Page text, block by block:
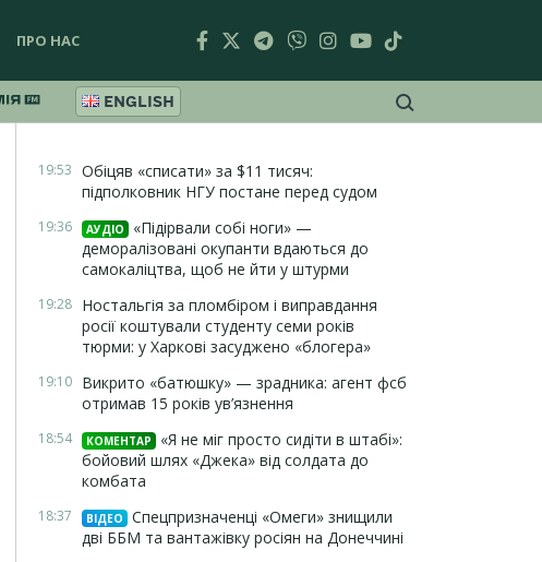
ПРО НАС
ENGLISH
19:53 Обіцяв «списати» за $11 тисяч:
підполковник НГУ постане перед судом
19:36 АУДІО
«Підірвали собі ноги» —
деморалізовані окупанти вдаються до
самокаліцтва, щоб не йти у штурми
19:28 Ностальгія за пломбіром і виправдання
росії коштували студенту семи років
тюрми: у Харкові засуджено «блогера»
19:10 Викрито «батюшку» — зрадника: агент фсб
отримав 15 років ув’язнення
18:54 КОМЕНТАР
«Я не міг просто сидіти в штабі»:
бойовий шлях «Джека» від солдата до
комбата
18:37 ВІДЕО
Спецпризначенці «Омеги» знищили
дві ББМ та вантажівку росіян на Донеччині